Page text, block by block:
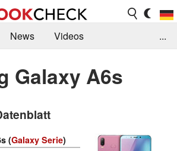
News
Videos
Suche
Jobs
...
Galaxy A6s
(Galaxy Serie)